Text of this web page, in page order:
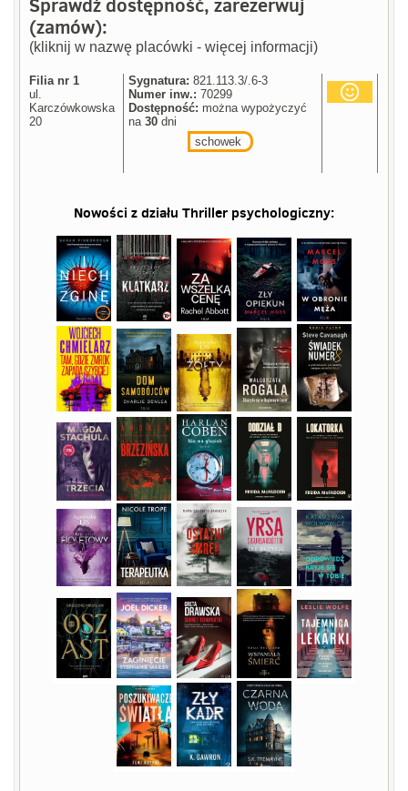
(zamów):
(kliknij w nazwę placówki - więcej informacji)
Filia nr 1
ul.
Karczówkowska
20
Sygnatura: 821.113.3/.6-3
Numer inw.: 70299
Dostępność: można wypożyczyć
na30 dni
schowek
Nowości z działu Thriller psychologiczny: